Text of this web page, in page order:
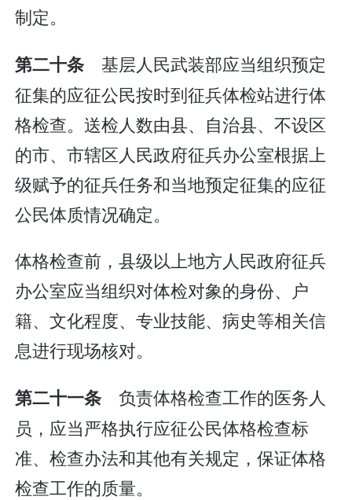
制定。
第二十条 基层人民武装部应当组织预定
征集的应征公民按时到征兵体检站进行体
格检查。送检人数由县、自治县、不设区
的市、市辖区人民政府征兵办公室根据上
级赋予的征兵任务和当地预定征集的应征
公民体质情况确定。
体格检查前，县级以上地方人民政府征兵
办公室应当组织对体检对象的身份、户
籍、文化程度、专业技能、病史等相关信
息进行现场核对。
第二十一条 负责体格检查工作的医务人
员，应当严格执行应征公民体格检查标
准、检查办法和其他有关规定，保证体格
检查工作的质量。